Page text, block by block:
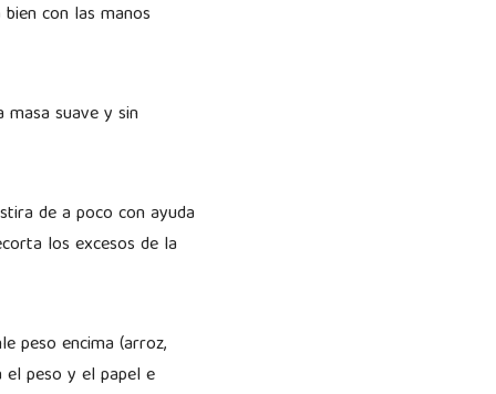
con las manos
masa suave y sin
de a poco con ayuda
los excesos de la
peso encima (arroz,
el peso y el papel e